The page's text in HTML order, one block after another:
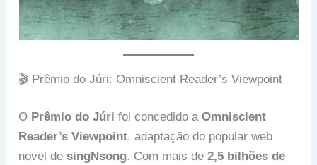
🎬 Prêmio do Júri: Omniscient Reader’s Viewpoint
O Prêmio do Júri foi concedido aOmniscient
Reader’s Viewpoint, adaptação do popular web
novel desingNsong. Com mais de2,5 bilhões de